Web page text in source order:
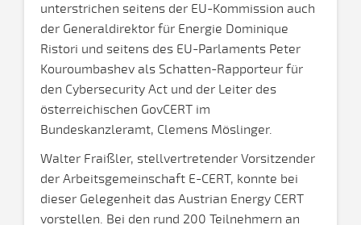
unterstrichen seitens der EU-Kommission auch
der Generaldirektor für Energie Dominique
Ristori und seitens des EU-Parlaments Peter
Kouroumbashev als Schatten-Rapporteur für
den Cybersecurity Act und der Leiter des
österreichischen GovCERT im
Bundeskanzleramt, Clemens Möslinger.
Walter Fraißler, stellvertretender Vorsitzender
der Arbeitsgemeinschaft E-CERT, konnte bei
dieser Gelegenheit das Austrian Energy CERT
vorstellen. Bei den rund 200 Teilnehmern an